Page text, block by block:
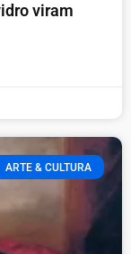
viram
ARTE & CULTURA